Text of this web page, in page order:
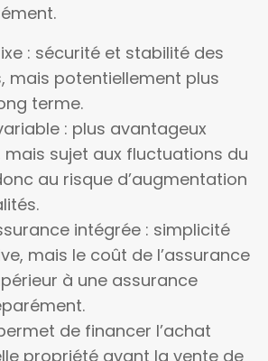
: sécurité et stabilité des
mais potentiellement plus
terme.
: plus avantageux
mais sujet aux fluctuations du
au risque d’augmentation
intégrée : simplicité
mais le coût de l’assurance
à une assurance
de financer l’achat
propriété avant la vente de